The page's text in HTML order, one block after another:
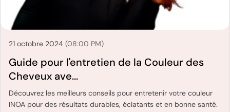
21 octobre 2024 (08:00 PM)
Guide pour l'entretien de la Couleur des
Cheveux ave...
Découvrez les meilleurs conseils pour entretenir votre couleur
INOA pour des résultats durables, éclatants et en bonne santé.